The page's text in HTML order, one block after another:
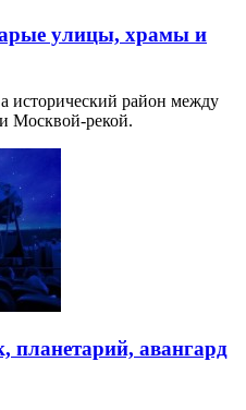
улицы, храмы и
исторический район между
Москвой-рекой.
планетарий, авангард